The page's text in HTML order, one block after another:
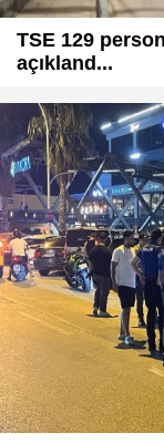
TSE 129
açıkland...